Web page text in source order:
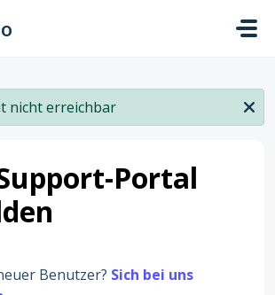
Inhalt gehen
nicht erreichbar
Portal
Benutzer? Sich bei uns